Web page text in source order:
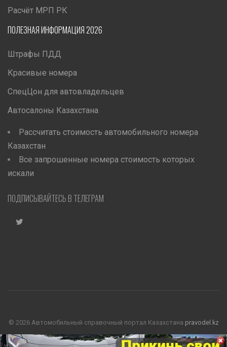
Расчёт МРП РК
ПОЛЕЗНАЯ ИНФОРМАЦИЯ 2026
Штрафы ПДД
Красивые номера
СпецЦон для автовладельцев
Автосалоны Казахстана
Рассчитать стоимость автомобильного номера
Казахстан
Все запрошенные номера стоимость которых
искали
ПОДПИСЫВАЙТЕСЬ В ТЕЛЕГРАМ
© 2026 Автомобильный справочный портал Казахстана pravodel.kz